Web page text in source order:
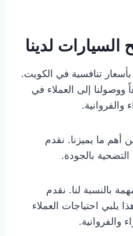
لدينا
بأسعار تنافسية في الكويت.
إلى العملاء في
أهم ما يميزنا. نقدم
التضحية بالجودة.
بالنسبة لنا. نقدم
يلبي احتياجات العملاء
والفروانية.